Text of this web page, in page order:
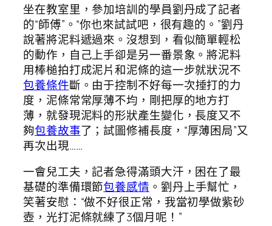
坐在教室里，參加培訓的學員劉丹成了記者
的“師傅”。“你也來試試吧，很有趣的。”劉丹
說著將泥料遞過來。沒想到，看似簡單輕松
的動作，自己上手卻是另一番景象。將泥料
用棒槌拍打成泥片和泥條的這一步就狀況不
包養條件斷。由于控制不好每一次捶打的力
度，泥條常常厚薄不均，剛把厚的地方打
薄，就發現泥料的形狀產生變化，長度又不
夠包養故事了；試圖修補長度，“厚薄困局”又
再次出現……
一會兒工夫，記者急得滿頭大汗，困在了最
基礎的準備環節包養感情 。劉丹上手幫忙，
笑著安慰：“做不好很正常，我當初學做紫砂
壺，光打泥條就練了3個月呢！”